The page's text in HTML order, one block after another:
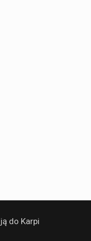
do Karpi